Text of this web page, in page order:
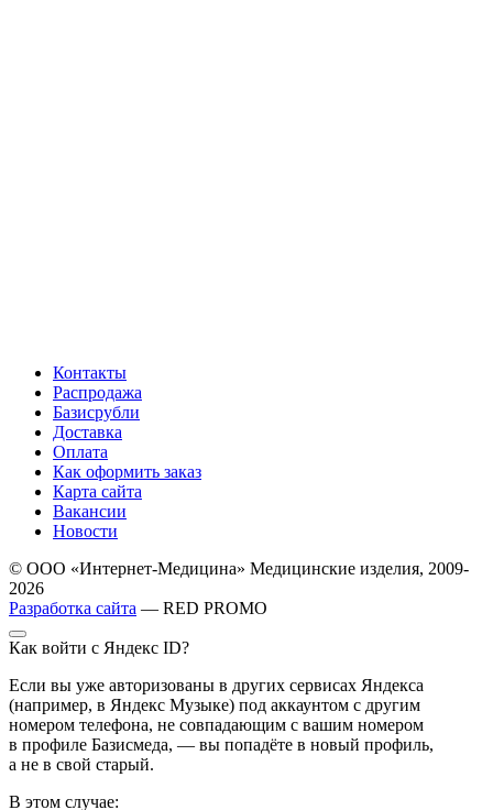
Контакты
Распродажа
Базисрубли
Доставка
Оплата
Как оформить заказ
Карта сайта
Вакансии
Новости
© ООО «Интернет-Медицина» Медицинские изделия, 2009-
2026
Разработка сайта — RED PROMO
Как войти с Яндекс ID?
Если вы уже авторизованы в других сервисах Яндекса
(например, в Яндекс Музыке) под аккаунтом с другим
номером телефона, не совпадающим с вашим номером
в профиле Базисмеда, — вы попадёте в новый профиль,
а не в свой старый.
В этом случае: